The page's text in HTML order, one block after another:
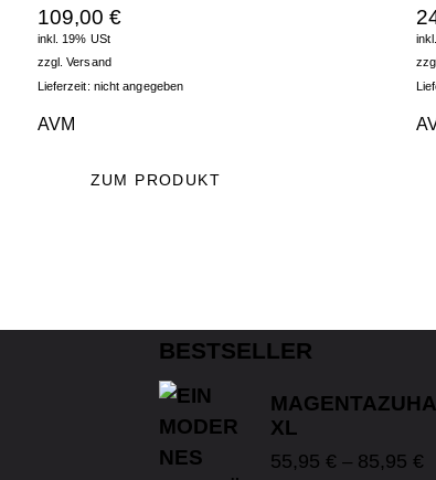
109,00€
inkl. 19% USt
zzgl.Versand
Lieferzeit: nicht angegeben
AVM
ZUM PRODUKT
BESTSELLER
XL
55,95 € – 85,95 €